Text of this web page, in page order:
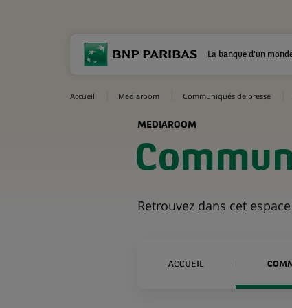
La banque d'un
Accueil Mediaroom Communiqués de presse
MEDIAROOM
Retrouvez dans cet
ACCUEIL